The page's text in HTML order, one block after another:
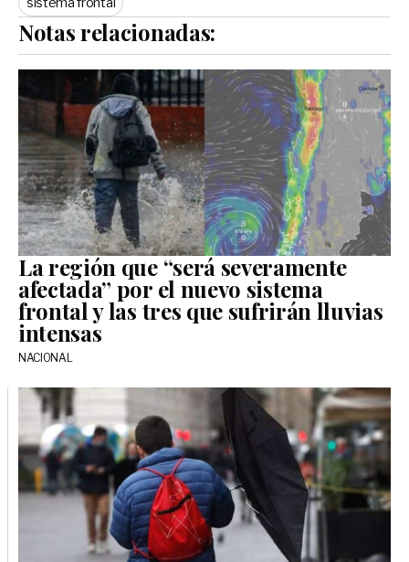
Notas relacionadas:
La región que “será severamente
afectada” por el nuevo sistema
frontal y las tres que sufrirán lluvias
intensas
NACIONAL